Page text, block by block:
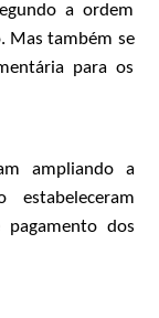
a ordem
Mas também se
para os
ampliando a
pagamento dos